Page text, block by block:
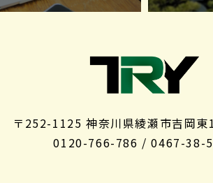
〒252-1125 神奈川県綾瀬市吉岡
0120-766-786 / 0467-38-